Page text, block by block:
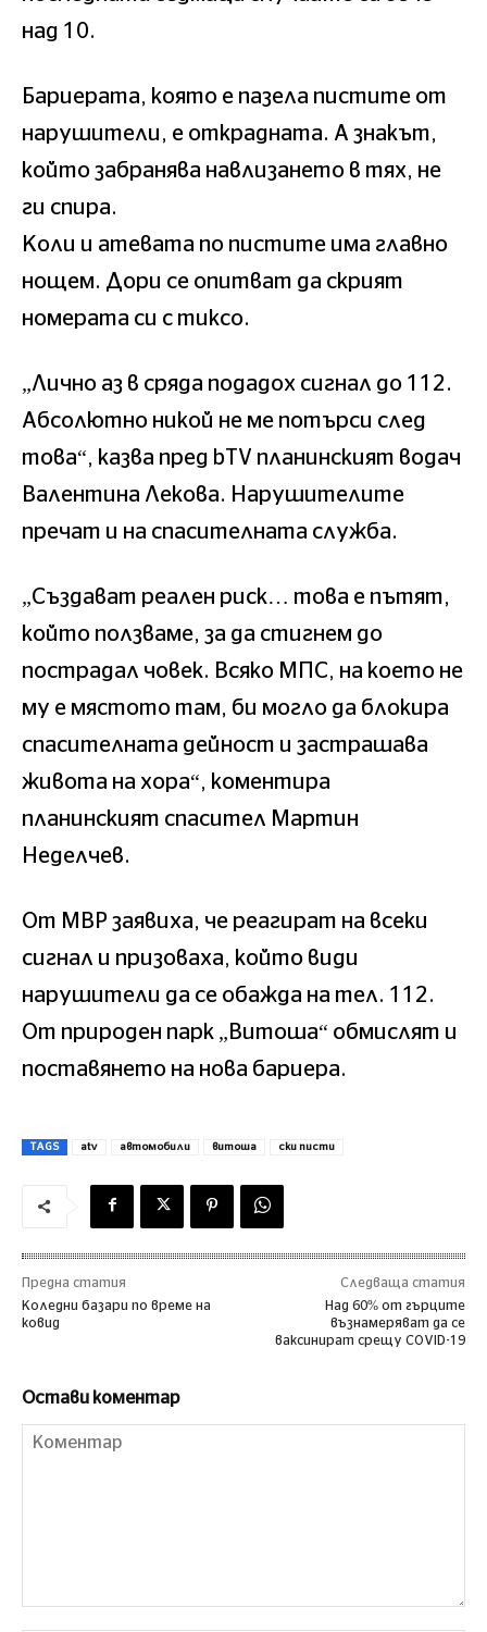
над 10.
Бариерата, която е пазела пистите от
нарушители, е открадната. А знакът,
който забранява навлизането в тях, не
ги спира.
Коли и атевата по пистите има главно
нощем. Дори се опитват да скрият
номерата си с тиксо.
„Лично аз в сряда подадох сигнал до 112.
Абсолютно никой не ме потърси след
това“, казва пред bTV планинският водач
Валентина Лекова. Нарушителите
пречат и на спасителната служба.
„Създават реален риск… това е пътят,
който ползваме, за да стигнем до
пострадал човек. Всяко МПС, на което не
му е мястото там, би могло да блокира
спасителната дейност и застрашава
живота на хора“, коментира
планинският спасител Мартин
Неделчев.
От МВР заявиха, че реагират на всеки
сигнал и призоваха, който види
нарушители да се обажда на тел. 112.
От природен парк „Витоша“ обмислят и
поставянето на нова бариера.
TAGS atv автомобили витоша ски писти
Предна статия
Коледни базари по време на
ковид
Следваща статия
Над 60% от гърците
възнамеряват да се
ваксинират срещу COVID-19
Остави коментар